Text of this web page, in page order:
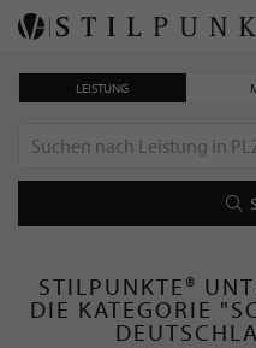
LEISTUNG
STILPUNKTE®
DIE KATEGORIE